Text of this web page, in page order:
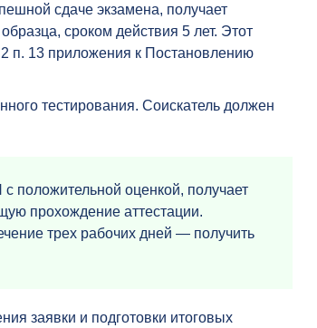
сдаче экзамена, получает
сроком действия 5 лет. Этот
2 п. 13 приложения к Постановлению
тестирования. Соискатель должен
положительной оценкой, получает
прохождение аттестации.
трех рабочих дней — получить
заявки и подготовки итоговых